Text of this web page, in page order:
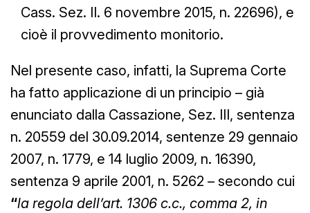
Cass. Sez. II. 6 novembre 2015, n. 22696), e
cioè il provvedimento monitorio.
Nel presente caso, infatti, la Suprema Corte
ha fatto applicazione di un principio – già
enunciato dalla Cassazione, Sez. III, sentenza
n. 20559 del 30.09.2014, sentenze 29 gennaio
2007, n. 1779, e 14 luglio 2009, n. 16390,
sentenza 9 aprile 2001, n. 5262 – secondo cui
“la regola dell’art. 1306 c.c., comma 2, in